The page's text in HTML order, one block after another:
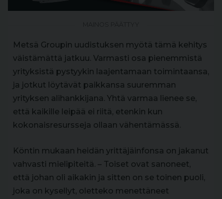
Metsä Groupin uudistuksen myötä tämä kehitys
väistämättä jatkuu. Varmasti osa pienemmistä
yrityksistä pystyykin laajentamaan toimintaansa,
ja jotkut löytävät paikkansa suuremman
yrityksen alihankkijana. Yhtä varmaa lienee se,
että kaikille leipää ei riitä, etenkin kun
kokonaisresursseja ollaan vähentämässä.
Köntin mukaan heidän yrittäjäinfonsa on jakanut
vahvasti mielipiteitä. – Toiset ovat sanoneet,
että johan oli aikakin ja sitten on se toinen puoli,
joka on kysellyt, oletteko menettäneet